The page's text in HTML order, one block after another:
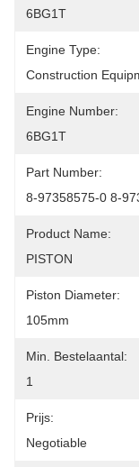
6BG1T
Engine Type:
Construction
Engine Number:
6BG1T
Part Number:
8-97358575-0 8-
Product Name:
PISTON
Piston Diameter:
105mm
Min. Bestelaantal:
1
Prijs:
Negotiable